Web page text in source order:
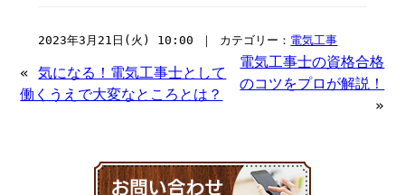
2023年3月21日(火) 10:00 ｜ カテゴリー： 電気工事
«気になる！電気工事士として
働くうえで大変なところとは？
電気工事士の資格合格
のコツをプロが解説！
»